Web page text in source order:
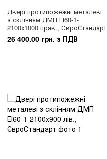
Двері протипожежні металеві
з склінням ДМП ЕІ60-1-
2100х1000 прав., ЄвроСтандарт
26 400.00 грн. з ПДВ